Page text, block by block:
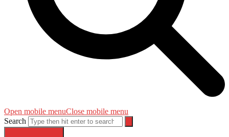
Open mobile menuClose mobile menu
Search